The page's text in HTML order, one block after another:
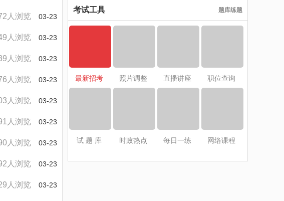
03-23
人浏览
03-23
人浏览
03-23
人浏览
03-23
人浏览
03-23
人浏览
03-23
人浏览
03-23
人浏览
03-23
人浏览
03-23
人浏览
考试工具 题库练题
最新招考 照片调整 直播讲座 职位查询
试 题 库 时政热点 每日一练 网络课程